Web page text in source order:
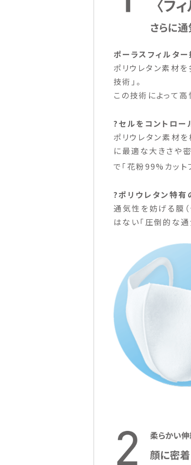
ポーラスフィルター
ポリウレタン素材
技術」。
この技術によって
?セルをコントロー
ポリウレタン素材
に最適な大きさや
で「花粉99%カット
?ポリウレタン特
通気性を妨げる膜
はない「圧倒的な